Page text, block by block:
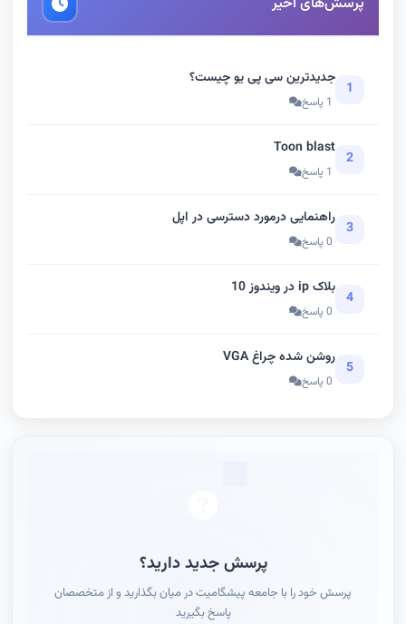
1
جدیدترین سی پی یو چیست؟
1 پاسخ
2
Toon blast
1 پاسخ
3
راهنمایی درمورد دسترسی در اپل
0 پاسخ
4
بلاک ip در ویندوز 10
0 پاسخ
5
روشن شده چراغ VGA
0 پاسخ
پرسش جدید دارید؟
پرسش خود را با جامعه پیشگامیت در میان بگذارید و از متخصصان
پاسخ بگیرید